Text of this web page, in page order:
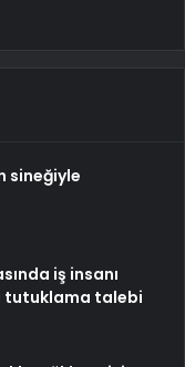
sineğiyle
iş insanı
tutuklama talebi